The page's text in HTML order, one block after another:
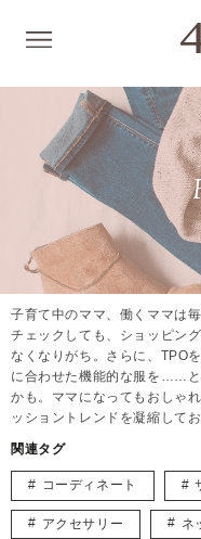
子育て中のママ、働くママは
チェックしても、ショッピン
なくなりがち。さらに、TPO
に合わせた機能的な服を……と
かも。ママになってもおしゃ
ッショントレンドを凝縮してお
関連タグ
コーディネート
アクセサリー ネ